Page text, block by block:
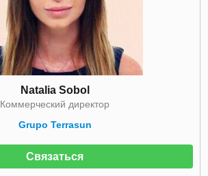
Natalia Sobol
Коммерческий директор
Grupo Terrasun
Связаться